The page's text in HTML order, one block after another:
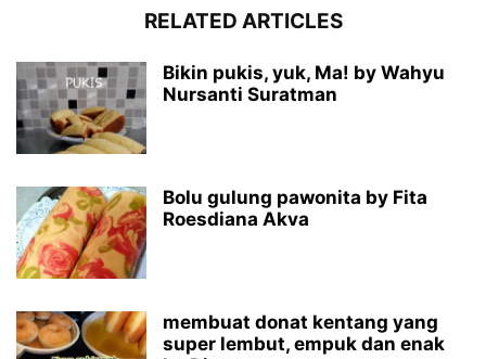
RELATED ARTICLES
Bikin pukis, yuk, Ma! by Wahyu
Nursanti Suratman
Bolu gulung pawonita by Fita
Roesdiana Akva
membuat donat kentang yang
super lembut, empuk dan enak